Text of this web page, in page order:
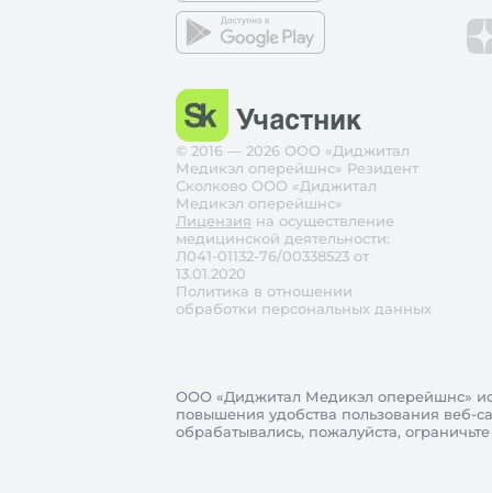
© 2016 — 2026 ООО «Диджитал
Медикэл оперейшнс» Резидент
Сколково ООО «Диджитал
Медикэл оперейшнс»
Лицензия на осуществление
медицинской деятельности:
Л041-01132-76/00338523 от
13.01.2020
Политика в отношении
обработки персональных данных
ООО «Диджитал Медикэл оперейшнс»
повышения удобства пользования веб-
обрабатывались, пожалуйста,